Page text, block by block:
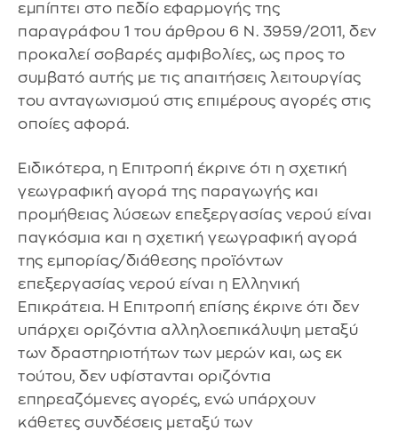
εμπίπτει στο πεδίο εφαρμογής της
παραγράφου 1 του άρθρου 6 Ν. 3959/2011, δεν
προκαλεί σοβαρές αμφιβολίες, ως προς το
συμβατό αυτής με τις απαιτήσεις λειτουργίας
του ανταγωνισμού στις επιμέρους αγορές στις
οποίες αφορά.
Ειδικότερα, η Επιτροπή έκρινε ότι η σχετική
γεωγραφική αγορά της παραγωγής και
προμήθειας λύσεων επεξεργασίας νερού είναι
παγκόσμια και η σχετική γεωγραφική αγορά
της εμπορίας/διάθεσης προϊόντων
επεξεργασίας νερού είναι η Ελληνική
Επικράτεια. Η Επιτροπή επίσης έκρινε ότι δεν
υπάρχει οριζόντια αλληλοεπικάλυψη μεταξύ
των δραστηριοτήτων των μερών και, ως εκ
τούτου, δεν υφίστανται οριζόντια
επηρεαζόμενες αγορές, ενώ υπάρχουν
κάθετες συνδέσεις μεταξύ των